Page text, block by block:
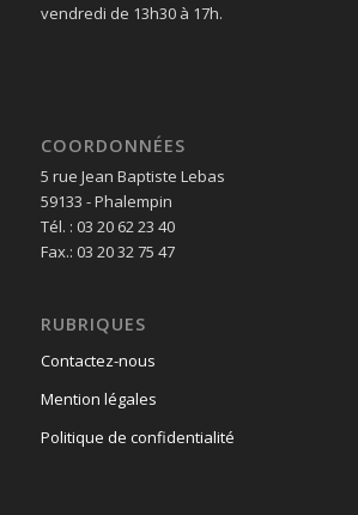
vendredi de 13h30 à 17h.
COORDONNÉES
5 rue Jean Baptiste Lebas
59133 - Phalempin
Tél. : 03 20 62 23 40
Fax.: 03 20 32 75 47
RUBRIQUES
Contactez-nous
Mention légales
Politique de confidentialité